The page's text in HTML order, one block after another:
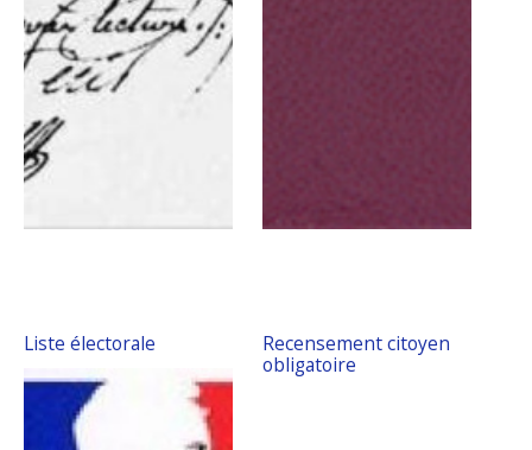
Liste électorale
Recensement citoyen
obligatoire